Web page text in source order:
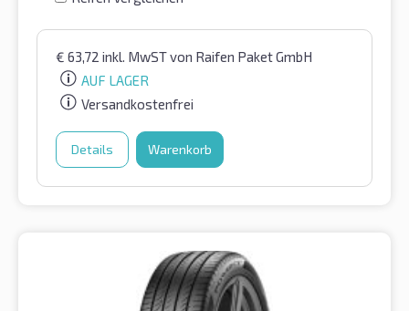
€ 63,72 inkl. MwSTvon Raifen Paket GmbH
AUF LAGER
Versandkostenfrei
Details Warenkorb